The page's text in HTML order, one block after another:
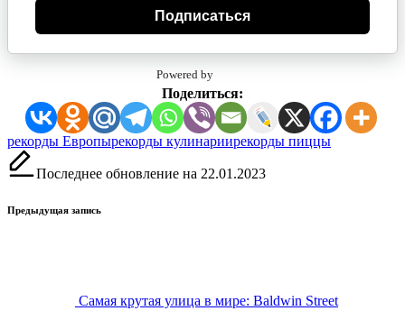
Подписаться
Powered by
Поделиться:
Метки:
рекорды Европырекорды кулинариирекорды пиццы
Последнее обновление на 22.01.2023
Навигация
Предыдущая запись
Самая крутая улица в мире: Baldwin Street